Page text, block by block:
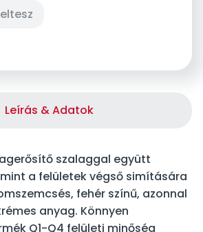
Leírás & Adatok
szalaggal együtt
a felületek végső simítására
fehér színű, azonnal
anyag. Könnyen
Q1-Q4 felületi minőség